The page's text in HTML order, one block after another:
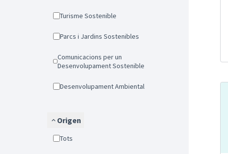
Turisme Sostenible
Parcs i Jardins Sostenibles
Comunicacions per un
Desenvolupament Sostenible
Desenvolupament Ambiental
Origen
Tots